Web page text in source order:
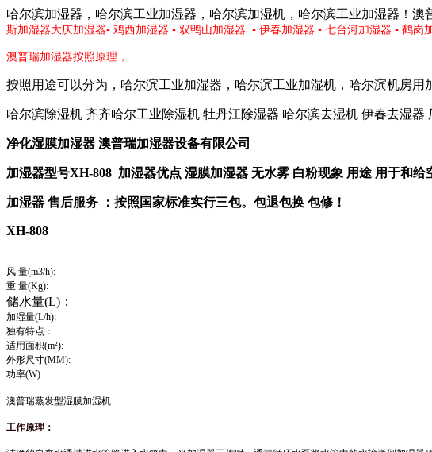
哈尔滨加湿器，哈尔滨工业加湿器，哈尔滨加湿机，哈尔滨工业加湿器！
斯加湿器大庆加湿器▪ 鸡西加湿器 ▪ 双鸭山加湿器 ▪ 伊春加湿器 ▪ 七台河加湿器 ▪ 鹤岗
澳普瑞加湿器按照原理，
按照用途可以分为，哈尔滨工业加湿器，哈尔滨工业加湿机，哈尔滨机房用
哈尔滨除湿机 齐齐哈尔工业除湿机 牡丹江除湿器 哈尔滨去湿机 伊春去湿器
净化湿膜加湿器 澳普瑞加湿器设备有限公司
加湿器型号XH-808 加湿器优点 湿膜加湿器 无水雾 白粉现象 用途 用于和给
加湿器 售后服务 ：按照国家标准实行三包。包退包换 包修！
XH-808
风 量(m3/h):
重 量(Kg):
储水量(L)：
加湿量(L/h):
独有特点：
适用面积(m²):
外形尺寸(MM):
功率(W):
澳普瑞蒸发型湿膜加湿机
工作原理：